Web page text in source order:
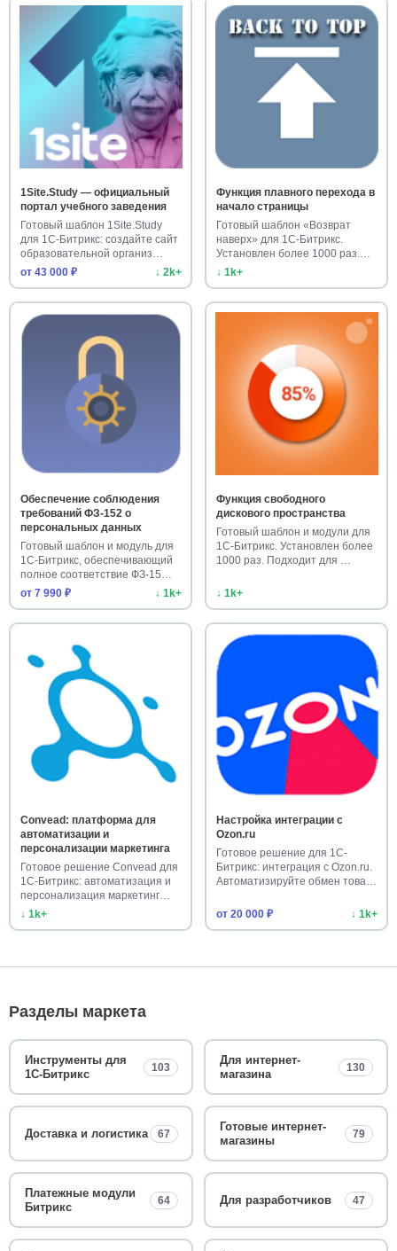
1Site.Study — официальный
портал учебного заведения
Готовый шаблон 1Site.Study
для 1С-Битрикс: создайте сайт
образовательной организ…
от 43 000 ₽
↓ 2k+
Функция плавного перехода в
начало страницы
Готовый шаблон «Возврат
наверх» для 1С-Битрикс.
Установлен более 1000 раз.
Улучш…
↓ 1k+
Обеспечение соблюдения
требований ФЗ-152 о
персональных данных
Готовый шаблон и модуль для
1С-Битрикс, обеспечивающий
полное соответствие ФЗ-15…
от 7 990 ₽
↓ 1k+
Функция свободного
дискового пространства
Готовый шаблон и модули для
1С-Битрикс. Установлен более
1000 раз. Подходит для …
↓ 1k+
Convead: платформа для
автоматизации и
персонализации маркетинга
Готовое решение Convead для
1С-Битрикс: автоматизация и
персонализация маркетинг…
↓ 1k+
Настройка интеграции с
Ozon.ru
Готовое решение для 1С-
Битрикс: интеграция с Ozon.ru.
Автоматизируйте обмен това…
от 20 000 ₽ ↓ 1k+
Разделы маркета
Инструменты для
1С-Битрикс
103
Для интернет-
магазина
130
Доставка и логистика 67
Готовые интернет-
магазины
79
Платежные модули
Битрикс
64 Для разработчиков 47